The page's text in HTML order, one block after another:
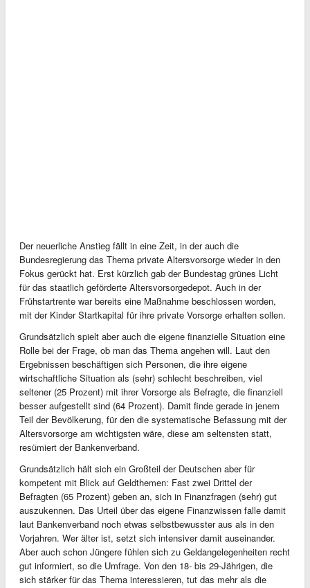
Der neuerliche Anstieg fällt in eine Zeit, in der auch die
Bundesregierung das Thema private Altersvorsorge wieder in den
Fokus gerückt hat. Erst kürzlich gab der Bundestag grünes Licht
für das staatlich geförderte Altersvorsorgedepot. Auch in der
Frühstartrente war bereits eine Maßnahme beschlossen worden,
mit der Kinder Startkapital für ihre private Vorsorge erhalten sollen.
Grundsätzlich spielt aber auch die eigene finanzielle Situation eine
Rolle bei der Frage, ob man das Thema angehen will. Laut den
Ergebnissen beschäftigen sich Personen, die ihre eigene
wirtschaftliche Situation als (sehr) schlecht beschreiben, viel
seltener (25 Prozent) mit ihrer Vorsorge als Befragte, die finanziell
besser aufgestellt sind (64 Prozent). Damit finde gerade in jenem
Teil der Bevölkerung, für den die systematische Befassung mit der
Altersvorsorge am wichtigsten wäre, diese am seltensten statt,
resümiert der Bankenverband.
Grundsätzlich hält sich ein Großteil der Deutschen aber für
kompetent mit Blick auf Geldthemen: Fast zwei Drittel der
Befragten (65 Prozent) geben an, sich in Finanzfragen (sehr) gut
auszukennen. Das Urteil über das eigene Finanzwissen falle damit
laut Bankenverband noch etwas selbstbewusster aus als in den
Vorjahren. Wer älter ist, setzt sich intensiver damit auseinander.
Aber auch schon Jüngere fühlen sich zu Geldangelegenheiten recht
gut informiert, so die Umfrage. Von den 18- bis 29-Jährigen, die
sich stärker für das Thema interessieren, tut das mehr als die